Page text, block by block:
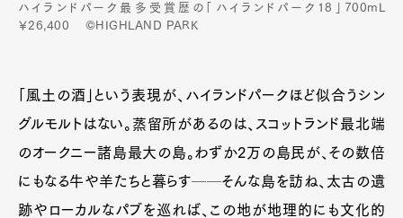
ハイランドパーク最多受賞歴の「ハイランドパーク18」700mL
￥26,400 ©HIGHLAND PARK
「風土の酒」という表現が、ハイランドパークほど似合うシン
グルモルトはない。蒸留所があるのは、スコットランド最北端
のオークニー諸島最大の島。わずか2万の島民が、その数倍
にもなる牛や羊たちと暮らす──そんな島を訪ね、太古の遺
跡やローカルなパブを巡れば、この地が地理的にも文化的